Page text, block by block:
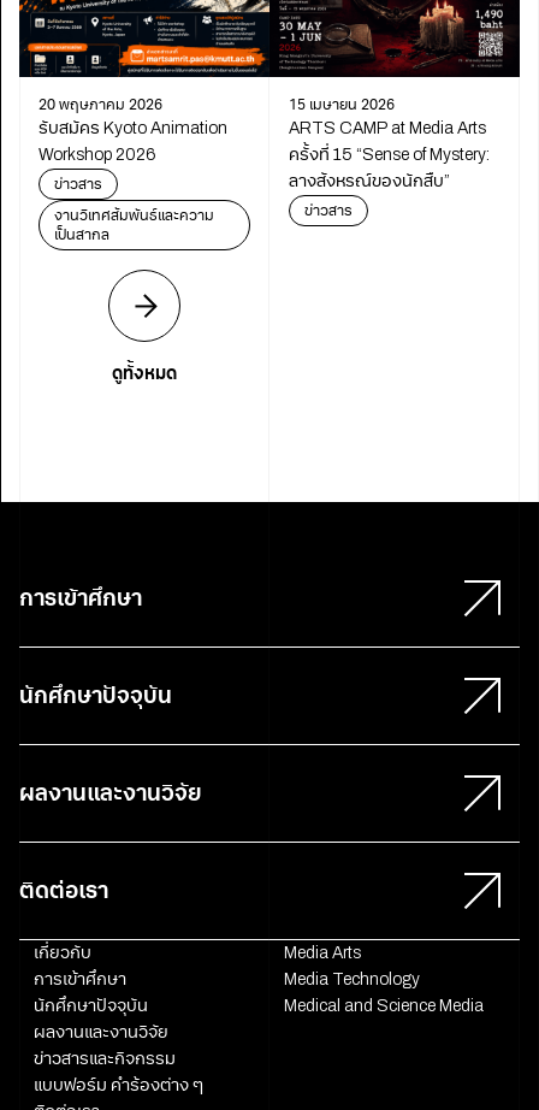
20 พฤษภาคม 2026
รับสมัคร Kyoto Animation
Workshop 2026
ข่าวสาร
งานวิเทศสัมพันธ์และความ
เป็นสากล
15 เมษายน 2026
ARTS CAMP at Media Arts
ครั้งที่ 15 “Sense of Mystery:
ลางสังหรณ์ของนักสืบ”
ข่าวสาร
ดูทั้งหมด
การเข้าศึกษา
นักศึกษาปัจจุบัน
ผลงานและงานวิจัย
ติดต่อเรา
เกี่ยวกับ
การเข้าศึกษา
นักศึกษาปัจจุบัน
ผลงานและงานวิจัย
ข่าวสารและกิจกรรม
แบบฟอร์ม คำร้องต่าง ๆ
Media Arts
Media Technology
Medical and Science Media